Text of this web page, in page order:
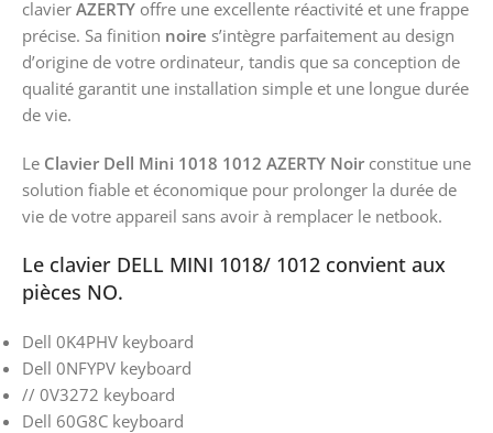
clavier AZERTY offre une excellente réactivité et une frappe
précise. Sa finition noire s’intègre parfaitement au design
d’origine de votre ordinateur, tandis que sa conception de
qualité garantit une installation simple et une longue durée
de vie.
Le Clavier Dell Mini 1018 1012 AZERTY Noir constitue une
solution fiable et économique pour prolonger la durée de
vie de votre appareil sans avoir à remplacer le netbook.
Le clavier DELL MINI 1018/ 1012 convient aux
pièces NO.
Dell 0K4PHV keyboard
Dell 0NFYPV keyboard
// 0V3272 keyboard
Dell 60G8C keyboard